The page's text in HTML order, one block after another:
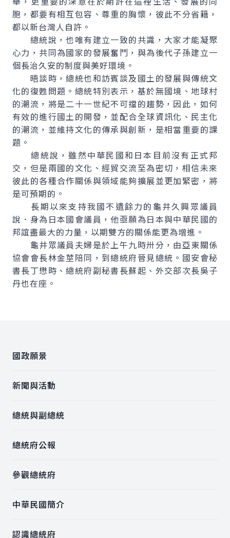
胞，都要有相互包容、尊重的胸懷，彼此不分省籍，
都以新台灣人自許。
總統說，也唯有建立一致的共識，大家才能凝聚
心力，共同為國家的發展奮鬥，與為後代子孫建立一
個長治久安的制度與美好環境。
晤談時，總統也和訪賓談及國土的發展與傳統文
化的復甦問題。總統特別表示，基於無國境、地球村
的潮流，將是二十一世紀不可擋的趨勢，因此，如何
有效的進行國土的開發，並配合全球資訊化、民主化
的潮流，並維持文化的傳承與創新，是相當重要的課
題。
總統說，雖然中華民國和日本目前沒有正式邦
交，但是兩國的文化、經貿交流至為密切，相信未來
彼此的各種合作關係與領域能夠擴展並更加緊密，將
是可預期的。
長期以來支持我國不遺餘力的龜井久興眾議員
說．身為日本國會議員，他亟願為日本與中華民國的
邦誼盡最大的力量，以期雙方的關係能更為增進。
龜井眾議員夫婦是於上午九時卅分，由亞東關係
協會會長林金莖陪同，到總統府晉見總統。國安會秘
書長丁懋時、總統府副秘書長蘇起、外交部次長吳子
丹也在座。
國政願景
新聞與活動
總統與副總統
總統府公報
參觀總統府
中華民國簡介
認識總統府